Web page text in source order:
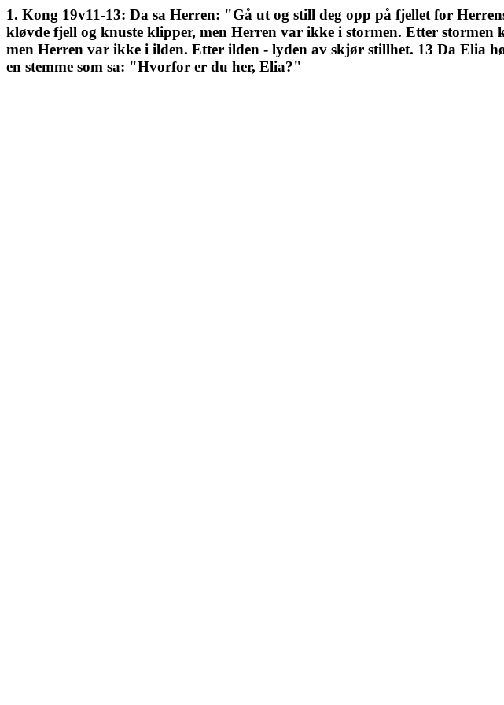
1. Kong 19v11-13: Da sa Herren: "Gå ut og still deg opp på fjellet for
kløvde fjell og knuste klipper, men Herren var ikke i stormen. Etter
men Herren var ikke i ilden. Etter ilden - lyden av skjør stillhet. 13 Da Elia
en stemme som sa: "Hvorfor er du her, Elia?"